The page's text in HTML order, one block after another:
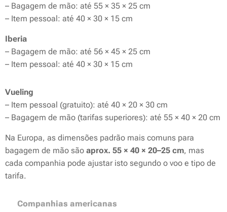
– Bagagem de mão: até 55 × 35 × 25 cm
– Item pessoal: até 40 × 30 × 15 cm
Iberia
– Bagagem de mão: até 56 × 45 × 25 cm
– Item pessoal: até 40 × 30 × 15 cm
Vueling
– Item pessoal (gratuito): até 40 × 20 × 30 cm
– Bagagem de mão (tarifas superiores): até 55 × 40 × 20 cm
Na Europa, as dimensões padrão mais comuns para
bagagem de mão são aprox. 55 × 40 × 20–25 cm, mas
cada companhia pode ajustar isto segundo o voo e tipo de
tarifa.
Companhias americanas